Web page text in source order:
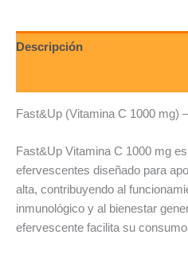
Descripción
Fast&Up (Vitamina C 1000 mg)
Fast&Up Vitamina C 1000 mg
efervescentes diseñado para
alta, contribuyendo al
inmunológico y al bienestar
efervescente facilita su